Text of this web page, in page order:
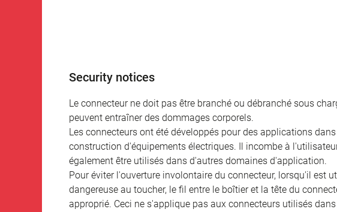
Security notices
Le connecteur ne doit pas être branché ou débranché sous
peuvent entraîner des dommages corporels.
Les connecteurs ont été développés pour des applications
construction d'équipements électriques. Il incombe à
également être utilisés dans d'autres domaines d'application.
Pour éviter l'ouverture involontaire du connecteur, lorsqu'il est
dangereuse au toucher, le fil entre le boîtier et la tête du
approprié. Ceci ne s'applique pas aux connecteurs utilisés